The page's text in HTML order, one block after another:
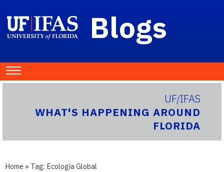
Blogs
UF/IFAS
WHAT'S HAPPENING AROUND
FLORIDA
Home » Tag: Ecología Global